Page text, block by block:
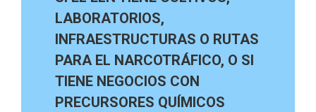
LABORATORIOS,
INFRAESTRUCTURAS O RUTAS
PARA EL NARCOTRÁFICO, O SI
TIENE NEGOCIOS CON
PRECURSORES QUÍMICOS